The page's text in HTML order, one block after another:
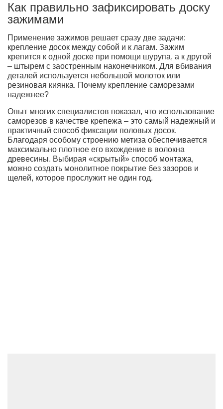
Как правильно зафиксировать доску
зажимами
Применение зажимов решает сразу две задачи:
крепление досок между собой и к лагам. Зажим
крепится к одной доске при помощи шурупа, а к другой
– штырем с заостренным наконечником. Для вбивания
деталей используется небольшой молоток или
резиновая киянка. Почему крепление саморезами
надежнее?
Опыт многих специалистов показал, что использование
саморезов в качестве крепежа – это самый надежный и
практичный способ фиксации половых досок.
Благодаря особому строению метиза обеспечивается
максимально плотное его вхождение в волокна
древесины. Выбирая «скрытый» способ монтажа,
можно создать монолитное покрытие без зазоров и
щелей, которое прослужит не один год.